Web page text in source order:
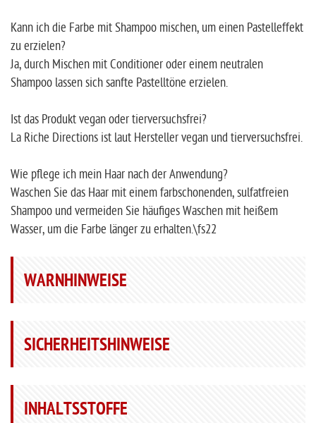
Kann ich die Farbe mit Shampoo mischen, um einen Pastelleffekt
zu erzielen?
Ja, durch Mischen mit Conditioner oder einem neutralen
Shampoo lassen sich sanfte Pastelltöne erzielen.
Ist das Produkt vegan oder tierversuchsfrei?
La Riche Directions ist laut Hersteller vegan und tierversuchsfrei.
Wie pflege ich mein Haar nach der Anwendung?
Waschen Sie das Haar mit einem farbschonenden, sulfatfreien
Shampoo und vermeiden Sie häufiges Waschen mit heißem
Wasser, um die Farbe länger zu erhalten.\fs22
WARNHINWEISE
SICHERHEITSHINWEISE
INHALTSSTOFFE